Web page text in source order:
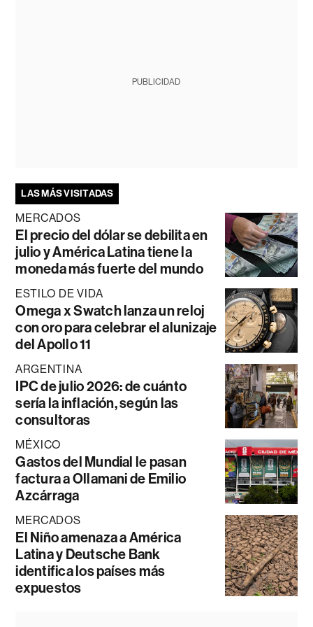
PUBLICIDAD
LAS MÁS VISITADAS
MERCADOS
El precio del dólar se debilita en
julio y América Latina tiene la
moneda más fuerte del mundo
ESTILO DE VIDA
Omega x Swatch lanza un reloj
con oro para celebrar el alunizaje
del Apollo 11
ARGENTINA
IPC de julio 2026: de cuánto
sería la inflación, según las
consultoras
MÉXICO
Gastos del Mundial le pasan
factura a Ollamani de Emilio
Azcárraga
MERCADOS
El Niño amenaza a América
Latina y Deutsche Bank
identifica los países más
expuestos